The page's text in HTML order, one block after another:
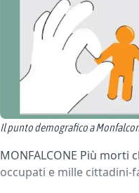
Il punto demografico a
MONFALCONE Più
occupati e mille cittadini-